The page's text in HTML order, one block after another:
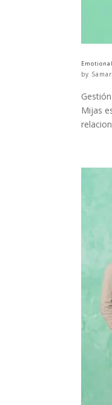
by
Mijas